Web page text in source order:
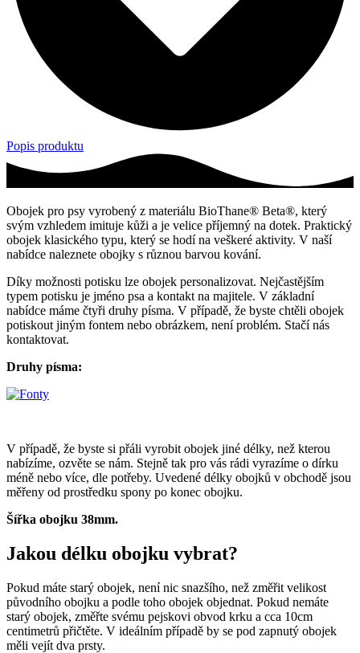
Popis produktu
Obojek pro psy vyrobený z materiálu BioThane® Beta®, který
svým vzhledem imituje kůži a je velice příjemný na dotek. Praktický
obojek klasického typu, který se hodí na veškeré aktivity. V naší
nabídce naleznete obojky s různou barvou kování.
Díky možnosti potisku lze obojek personalizovat. Nejčastějším
typem potisku je jméno psa a kontakt na majitele. V základní
nabídce máme čtyři druhy písma. V případě, že byste chtěli obojek
potiskout jiným fontem nebo obrázkem, není problém. Stačí nás
kontaktovat.
Druhy písma:
V případě, že byste si přáli vyrobit obojek jiné délky, než kterou
nabízíme, ozvěte se nám. Stejně tak pro vás rádi vyrazíme o dírku
méně nebo více, dle potřeby. Uvedené délky obojků v obchodě jsou
měřeny od prostředku spony po konec obojku.
Šířka obojku 38mm.
Jakou délku obojku vybrat?
Pokud máte starý obojek, není nic snazšího, než změřit velikost
původního obojku a podle toho obojek objednat. Pokud nemáte
starý obojek, změřte svému pejskovi obvod krku a cca 10cm
centimetrů přičtěte. V ideálním případě by se pod zapnutý obojek
měli vejít dva prsty.